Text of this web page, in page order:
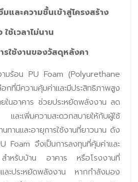
และความชื้นเข้าสู่โครงสร้าง
ช้เวลาไม่นาน
รใช้งานของวัสดุหลังคา
มร้อน PU Foam (Polyurethane
กที่มีความคุ้มค่าและมีประสิทธิภาพสูง
ยในอาคาร ช่วยประหยัดพลังงาน ลด
และเพิ่มความสะดวกสบายให้กับผู้ใช้
ทานและอายุการใช้งานที่ยาวนาน ดัง
Foam จึงเป็นการลงทุนที่คุ้มค่าและ
สำหรับบ้าน อาคาร หรือโรงงานที่
ละประหยัดพลังงาน หากกำลังมอง